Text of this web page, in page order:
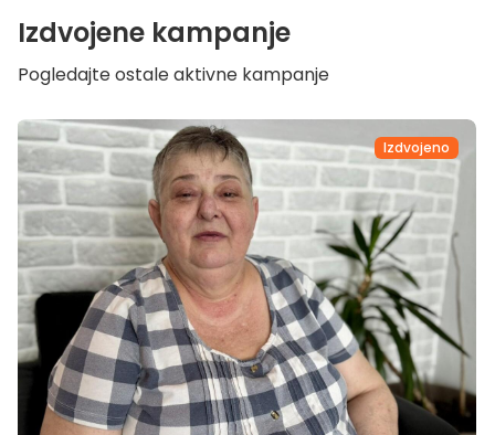
Izdvojene kampanje
Pogledajte ostale aktivne kampanje
Izdvojeno